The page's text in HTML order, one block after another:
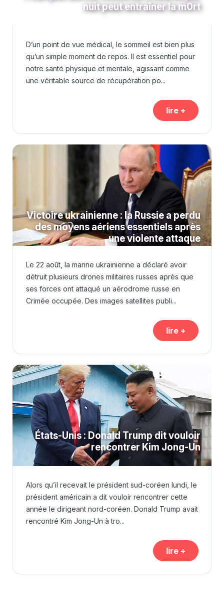
nuit peut entraîner la m0rt
D’un point de vue médical, le sommeil est bien plus
qu’un simple moment de repos. Il est essentiel pour
notre santé physique et mentale, agissant comme
une véritable source de récupération po...
lire +
Victoire ukrainienne : la Russie a perdu
des moyens aériens essentiels après
une violente attaque
Le 22 août, la marine ukrainienne a déclaré avoir
détruit plusieurs drones militaires russes après que
ses forces ont attaqué un aérodrome russe en
Crimée occupée. Des images satellites publi...
lire +
États-Unis : Donald Trump dit vouloir
rencontrer Kim Jong-Un
Alors qu’il recevait le président sud-coréen lundi, le
président américain a dit vouloir rencontrer cette
année le dirigeant nord-coréen. Donald Trump avait
rencontré Kim Jong-Un à tro...
lire +